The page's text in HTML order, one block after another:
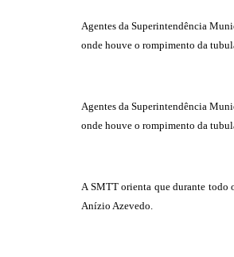
Agentes da Superintendência
onde houve o rompimento da
Agentes da Superintendência
onde houve o rompimento da
A SMTT orienta que durante todo
Anízio Azevedo.